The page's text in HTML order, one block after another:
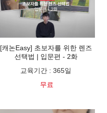
[캐논Easy] 초보자를 위한 렌즈
선택법 | 입문편 - 2화
교육기간 : 365일
무료